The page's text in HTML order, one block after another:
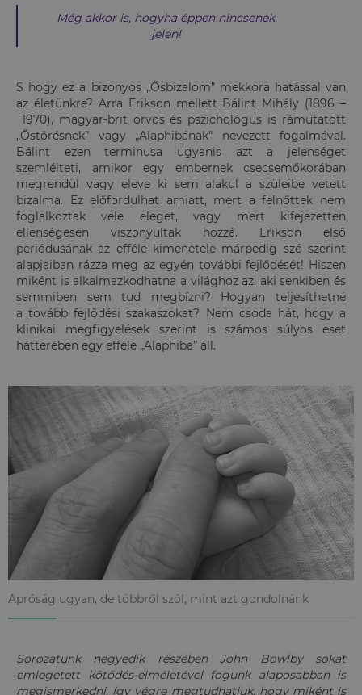
Még akkor is, hogyha éppen nincsenek
jelen!
S hogy ez a bizonyos „Ősbizalom” mekkora hatással van
az életünkre? Arra Erikson mellett Bálint Mihály (1896 –
1970), magyar-brit orvos és pszichológus is rámutatott
„Őstörésnek” vagy „Alaphibának” nevezett fogalmával.
Bálint ezen terminusa ugyanis azt a jelenséget
szemlélteti, amikor egy embernek csecsemőkorában
megrendül vagy eleve ki sem alakul a szüleibe vetett
bizalma. Ez előfordulhat amiatt, mert a felnőttek nem
foglalkoztak vele eleget, vagy mert kifejezetten
ellenségesen viszonyultak hozzá. Erikson első
periódusának az efféle kimenetele márpedig szó szerint
alapjaiban rázza meg az egyén további fejlődését! Hiszen
miként is alkalmazkodhatna a világhoz az, aki senkiben és
semmiben sem tud megbízni? Hogyan teljesíthetné
a tovább fejlődési szakaszokat? Nem csoda hát, hogy a
klinikai megfigyelések szerint is számos súlyos eset
hátterében egy efféle „Alaphiba” áll.
Apróság ugyan, de többről szól, mint azt gondolnánk
Sorozatunk negyedik részében John Bowlby sokat
emlegetett kötődés-elméletével fogunk alaposabban is
megismerkedni, így végre megtudhatjuk, hogy miként is